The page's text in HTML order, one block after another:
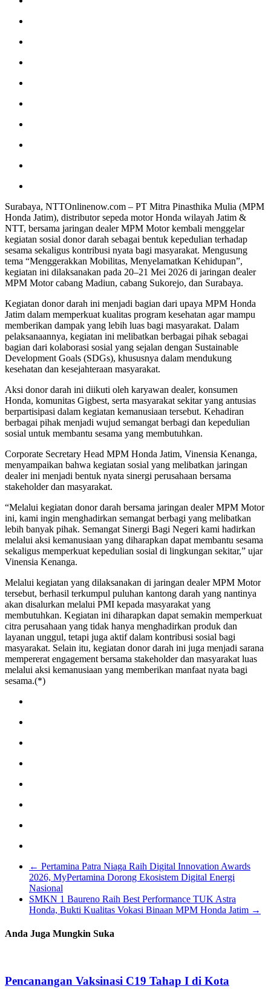
Surabaya, NTTOnlinenow.com – PT Mitra Pinasthika Mulia (MPM
Honda Jatim), distributor sepeda motor Honda wilayah Jatim &
NTT, bersama jaringan dealer MPM Motor kembali menggelar
kegiatan sosial donor darah sebagai bentuk kepedulian terhadap
sesama sekaligus kontribusi nyata bagi masyarakat. Mengusung
tema “Menggerakkan Mobilitas, Menyelamatkan Kehidupan”,
kegiatan ini dilaksanakan pada 20–21 Mei 2026 di jaringan dealer
MPM Motor cabang Madiun, cabang Sukorejo, dan Surabaya.
Kegiatan donor darah ini menjadi bagian dari upaya MPM Honda
Jatim dalam memperkuat kualitas program kesehatan agar mampu
memberikan dampak yang lebih luas bagi masyarakat. Dalam
pelaksanaannya, kegiatan ini melibatkan berbagai pihak sebagai
bagian dari kolaborasi sosial yang sejalan dengan Sustainable
Development Goals (SDGs), khususnya dalam mendukung
kesehatan dan kesejahteraan masyarakat.
Aksi donor darah ini diikuti oleh karyawan dealer, konsumen
Honda, komunitas Gigbest, serta masyarakat sekitar yang antusias
berpartisipasi dalam kegiatan kemanusiaan tersebut. Kehadiran
berbagai pihak menjadi wujud semangat berbagi dan kepedulian
sosial untuk membantu sesama yang membutuhkan.
Corporate Secretary Head MPM Honda Jatim, Vinensia Kenanga,
menyampaikan bahwa kegiatan sosial yang melibatkan jaringan
dealer ini menjadi bentuk nyata sinergi perusahaan bersama
stakeholder dan masyarakat.
“Melalui kegiatan donor darah bersama jaringan dealer MPM Motor
ini, kami ingin menghadirkan semangat berbagi yang melibatkan
lebih banyak pihak. Semangat Sinergi Bagi Negeri kami hadirkan
melalui aksi kemanusiaan yang diharapkan dapat membantu sesama
sekaligus memperkuat kepedulian sosial di lingkungan sekitar,” ujar
Vinensia Kenanga.
Melalui kegiatan yang dilaksanakan di jaringan dealer MPM Motor
tersebut, berhasil terkumpul puluhan kantong darah yang nantinya
akan disalurkan melalui PMI kepada masyarakat yang
membutuhkan. Kegiatan ini diharapkan dapat semakin memperkuat
citra perusahaan yang tidak hanya menghadirkan produk dan
layanan unggul, tetapi juga aktif dalam kontribusi sosial bagi
masyarakat. Selain itu, kegiatan donor darah ini juga menjadi sarana
mempererat engagement bersama stakeholder dan masyarakat luas
melalui aksi kemanusiaan yang memberikan manfaat nyata bagi
sesama.(*)
← Pertamina Patra Niaga Raih Digital Innovation Awards
2026, MyPertamina Dorong Ekosistem Digital Energi
Nasional
SMKN 1 Baureno Raih Best Performance TUK Astra
Honda, Bukti Kualitas Vokasi Binaan MPM Honda Jatim →
Anda Juga Mungkin Suka
Pencanangan Vaksinasi C19 Tahap I di Kota